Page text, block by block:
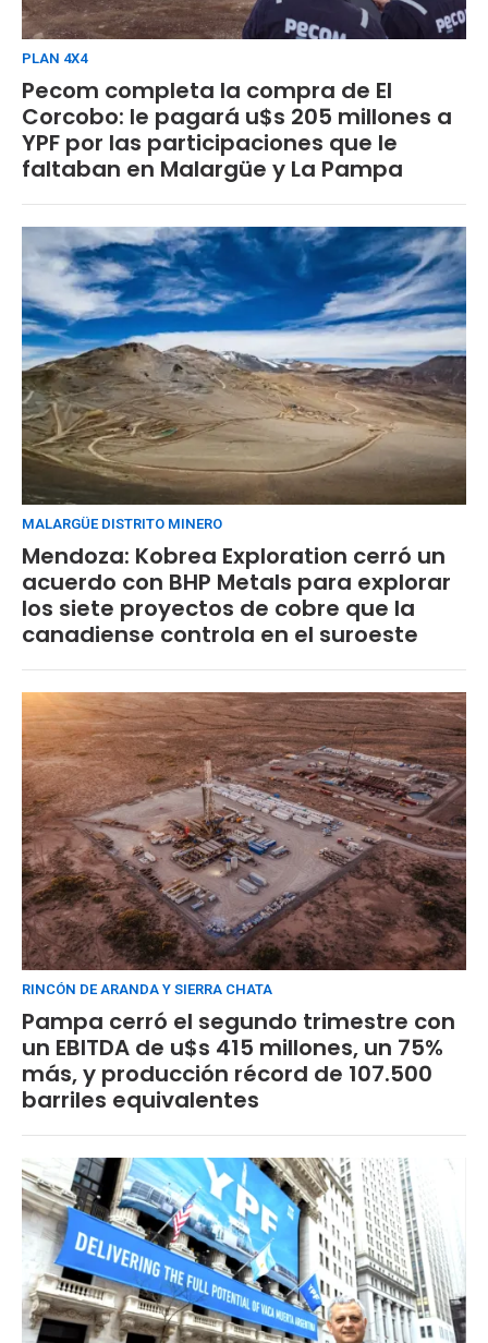
PLAN 4X4
Pecom completa la compra de El
Corcobo: le pagará u$s 205 millones a
YPF por las participaciones que le
faltaban en Malargüe y La Pampa
MALARGÜE DISTRITO MINERO
Mendoza: Kobrea Exploration cerró un
acuerdo con BHP Metals para explorar
los siete proyectos de cobre que la
canadiense controla en el suroeste
RINCÓN DE ARANDA Y SIERRA CHATA
Pampa cerró el segundo trimestre con
un EBITDA de u$s 415 millones, un 75%
más, y producción récord de 107.500
barriles equivalentes